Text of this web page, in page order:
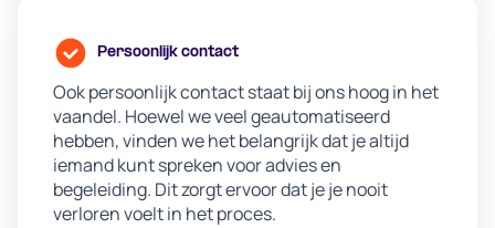
Persoonlijk contact
Ook persoonlijk contact staat bij ons hoog in het
vaandel. Hoewel we veel geautomatiseerd
hebben, vinden we het belangrijk dat je altijd
iemand kunt spreken voor advies en
begeleiding. Dit zorgt ervoor dat je je nooit
verloren voelt in het proces.